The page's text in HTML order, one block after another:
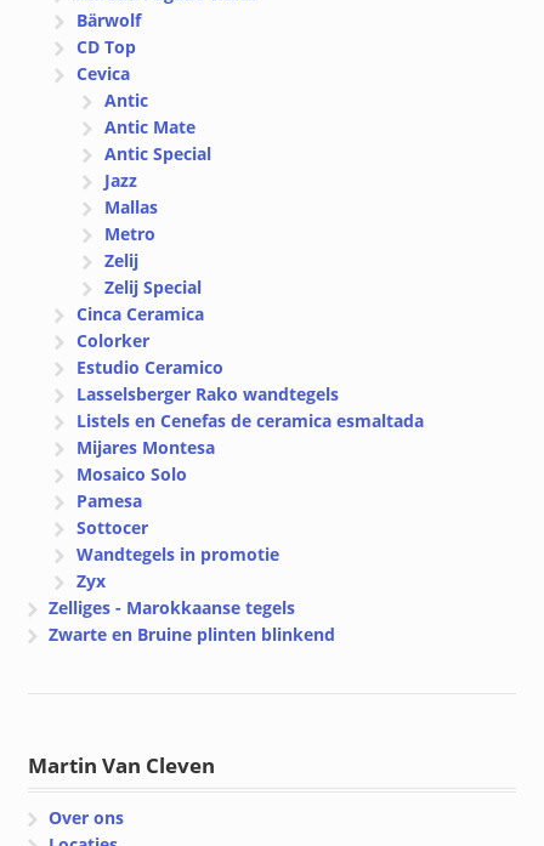
Bärwolf
CD Top
Cevica
Antic
Antic Mate
Antic Special
Jazz
Mallas
Metro
Zelij
Zelij Special
Cinca Ceramica
Colorker
Estudio Ceramico
Lasselsberger Rako wandtegels
Listels en Cenefas de ceramica esmaltada
Mijares Montesa
Mosaico Solo
Pamesa
Sottocer
Wandtegels in promotie
Zyx
Zelliges - Marokkaanse tegels
Zwarte en Bruine plinten blinkend
Martin Van Cleven
Over ons